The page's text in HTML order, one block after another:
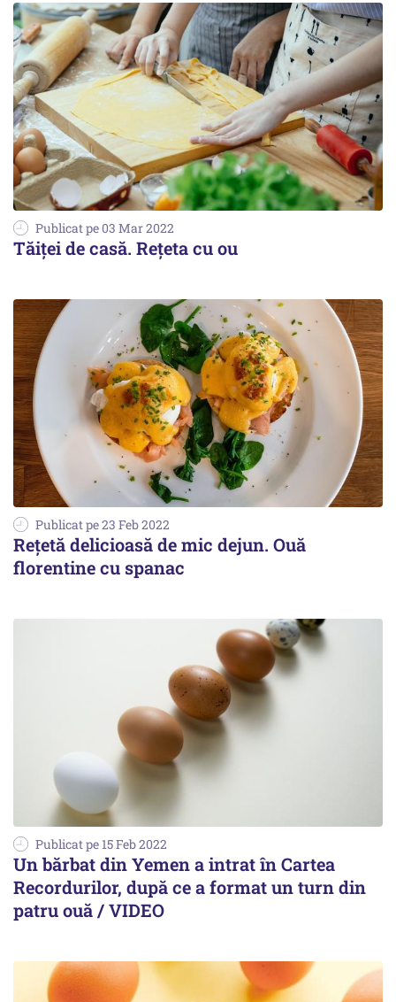
Publicat pe 03 Mar 2022
Tăiței de casă. Rețeta cu ou
Publicat pe 23 Feb 2022
Rețetă delicioasă de mic dejun. Ouă
florentine cu spanac
Publicat pe 15 Feb 2022
Un bărbat din Yemen a intrat în Cartea
Recordurilor, după ce a format un turn din
patru ouă / VIDEO